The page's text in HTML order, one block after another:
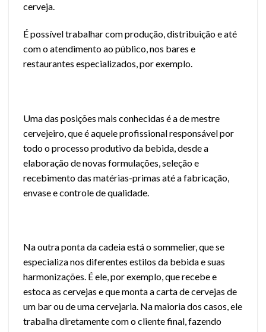
cerveja.
É possível trabalhar com produção, distribuição e até
com o atendimento ao público, nos bares e
restaurantes especializados, por exemplo.
Uma das posições mais conhecidas é a de mestre
cervejeiro, que é aquele profissional responsável por
todo o processo produtivo da bebida, desde a
elaboração de novas formulações, seleção e
recebimento das matérias-primas até a fabricação,
envase e controle de qualidade.
Na outra ponta da cadeia está osommelier, que se
especializa nos diferentes estilos da bebida e suas
harmonizações. É ele, por exemplo, que recebe e
estoca as cervejas e que monta a carta de cervejas de
um bar ou de uma cervejaria. Na maioria dos casos, ele
trabalha diretamente com o cliente final, fazendo